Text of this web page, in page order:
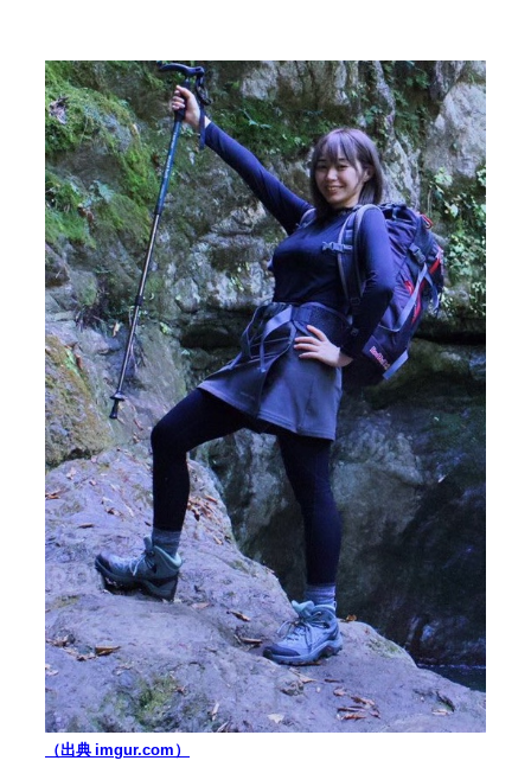
（出典 imgur.com）